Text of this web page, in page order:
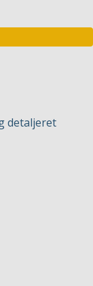
detaljeret